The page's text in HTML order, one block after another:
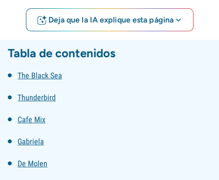
Deja que la IA explique esta página
Tabla de contenidos
The Black Sea
Thunderbird
Cafe Mix
Gabriela
De Molen